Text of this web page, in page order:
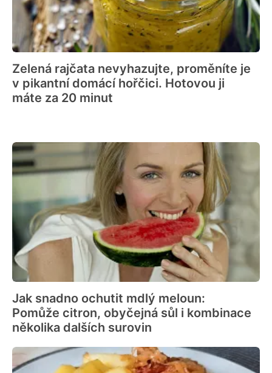
Zelená rajčata nevyhazujte, proměníte je
v pikantní domácí hořčici. Hotovou ji
máte za 20 minut
Jak snadno ochutit mdlý meloun:
Pomůže citron, obyčejná sůl i kombinace
několika dalších surovin